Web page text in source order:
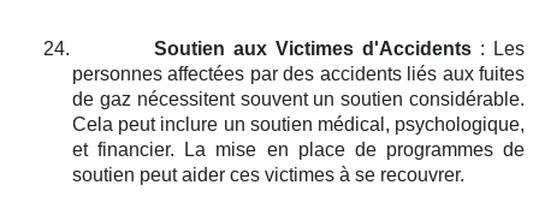
24. Soutien aux Victimes d'Accidents : Les
personnes affectées par des accidents liés aux fuites
de gaz nécessitent souvent un soutien considérable.
Cela peut inclure un soutien médical, psychologique,
et financier. La mise en place de programmes de
soutien peut aider ces victimes à se recouvrer.